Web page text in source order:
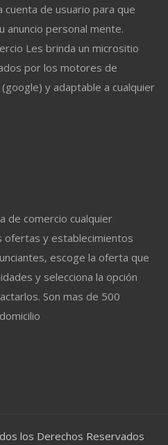
cuenta de usuario para que
anuncio personal mente.
Les brinda un micrositio
por los motores de
y adaptable a cualquier
de comercio cualquier
ofertas y establecimientos
escoge la oferta que
y selecciona la opción
Son mas de 500
los Derechos Reservados